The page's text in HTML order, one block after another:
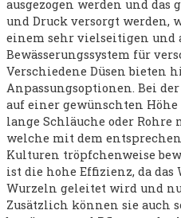
ausgezogen werden und das
und Druck versorgt werden,
einem sehr vielseitigen und
Bewässerungssystem für
Verschiedene Düsen bieten
Anpassungsoptionen. Bei
auf einer gewünschten Höhe
lange Schläuche oder
welche mit dem
Kulturen tröpfchenweise
ist die hohe Effizienz, da das
Wurzeln geleitet wird und
Zusätzlich können sie auch